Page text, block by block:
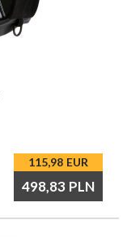
115,98 EUR
498,83 PLN